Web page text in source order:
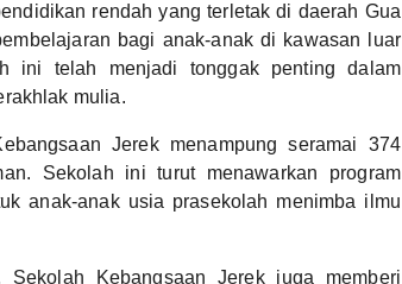
rendah yang terletak di daerah Gua
bagi anak-anak di kawasan luar
ini telah menjadi tonggak penting dalam
mulia.
Jerek menampung seramai 374
Sekolah ini turut menawarkan program
anak-anak usia prasekolah menimba ilmu
Kebangsaan Jerek juga memberi